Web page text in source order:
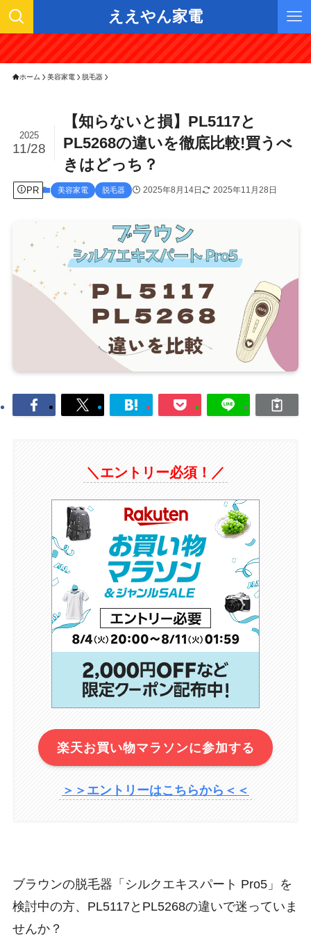
ええやん家電
ホーム 美容家電 脱毛器
【知らないと損】PL5117と
PL5268の違いを徹底比較!買うべ
きはどっち？
2025
11/28
PR 美容家電 脱毛器 2025年8月14日 2025年11月28日
＼エントリー必須！／
楽天お買い物マラソンに参加する
＞＞エントリーはこちらから＜＜
ブラウンの脱毛器「シルクエキスパート Pro5」を
検討中の方、PL5117とPL5268の違いで迷っていま
せんか？